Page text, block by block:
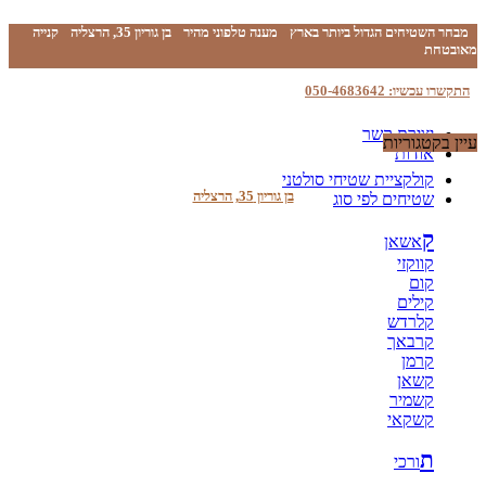
מבחר השטיחים הגדול ביותר בארץ מענה טלפוני מהיר בן גוריון 35, הרצליה
קנייה
מאובטחת
התקשרו עכשיו: 050-4683642
יצירת קשר
אודות
בן גוריון 35, הרצליה
עיין בקטגוריות
קולקציית שטיחי סולטני
שטיחים לפי סוג
קאשאן
קווקזי
קום
קילים
קלרדש
קרבאך
קרמן
קשאן
קשמיר
קשקאי
תורכי